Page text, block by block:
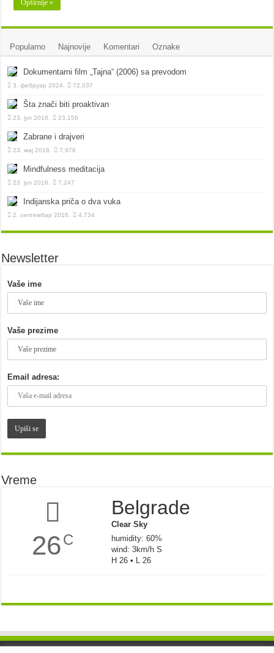
Opširnije »
Popularno Najnovije Komentari Oznake
Dokumentarni film „Tajna“ (2006) sa prevodom
3. фебруар 2024. 72,037
Šta znači biti proaktivan
23. јул 2016. 23,156
Zabrane i drajveri
23. мај 2016. 7,976
Mindfulness meditacija
23. јул 2016. 7,247
Indijanska priča o dva vuka
2. септембар 2016. 4,734
Newsletter
Vaše ime
Vaše prezime
Email adresa:
Vreme
26C
Belgrade
Clear Sky
humidity: 60%
wind: 3km/h S
H 26 • L 26